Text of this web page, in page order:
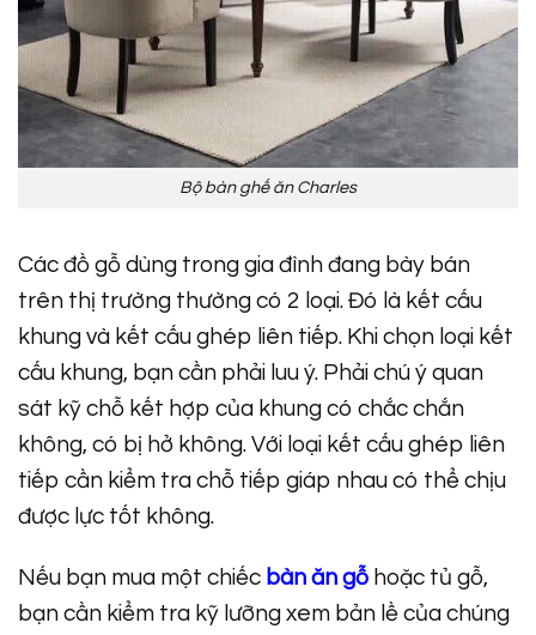
Bộ bàn ghế ăn Charles
Các đồ gỗ dùng trong gia đình đang bày bán
trên thị trường thường có 2 loại. Đó là kết cấu
khung và kết cấu ghép liên tiếp. Khi chọn loại kết
cấu khung, bạn cần phải luu ý. Phải chú ý quan
sát kỹ chỗ kết hợp của khung có chắc chắn
không, có bị hở không. Với loại kết cấu ghép liên
tiếp cần kiểm tra chỗ tiếp giáp nhau có thể chịu
được lực tốt không.
Nếu bạn mua một chiếc bàn ăn gỗ hoặc tủ gỗ,
bạn cần kiểm tra kỹ lưỡng xem bản lề của chúng